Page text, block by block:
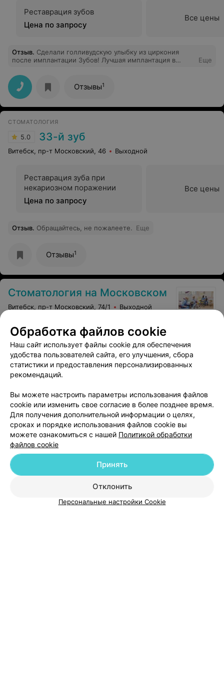
Реставрация зубов
Цена по запросу
Все цены
Отзыв. Сделали голливудскую улыбку из циркония
после имплантации Зубов! Лучшая имплантация в
Еще
Отзывы1
СТОМАТОЛОГИЯ
5.0 33-й зуб
Витебск, пр-т Московский, 46 Выходной
Реставрация зуба при
некариозном поражении
Цена по запросу
Все цены
Отзыв. Обращайтесь, не пожалеете. Еще
Отзывы1
Стоматология на Московском
Витебск, пр-т Московский, 74/1 Выходной
Реставрация зубов
Цена по запросу
Добавить компанию
Обработка файлов cookie
Наш сайт использует файлы cookie для обеспечения
удобства пользователей сайта, его улучшения, сбора
статистики и предоставления персонализированных
рекомендаций.
Вы можете настроить параметры использования файлов
cookie или изменить свое согласие в более позднее время.
Для получения дополнительной информации о целях,
сроках и порядке использования файлов cookie вы
можете ознакомиться с нашей Политикой обработки
файлов cookie
Отклонить
Принять
Персональные настройки Cookie